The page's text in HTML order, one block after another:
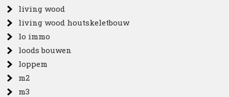
living wood
living wood houtskeletbouw
lo immo
loods bouwen
loppem
m2
m3